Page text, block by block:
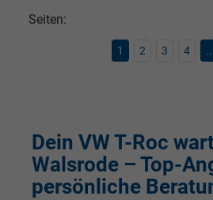
Seiten:
1 2 3 4
Dein VW T-Roc
Walsrode – Top-
persönliche